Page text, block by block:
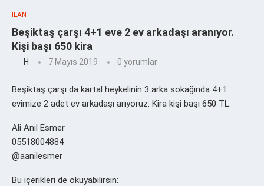
İLAN
Beşiktaş çarşı 4+1 eve 2 ev arkadaşı aranıyor.
Kişi başı 650 kira
H 7 Mayıs 2019 0 yorumlar
Beşiktaş çarşı da kartal heykelinin 3 arka sokağında 4+1
evimize 2 adet ev arkadaşı arıyoruz. Kira kişi başı 650 TL.
Ali Anıl Esmer
05518004884
@aanilesmer
Bu içerikleri de okuyabilirsin: